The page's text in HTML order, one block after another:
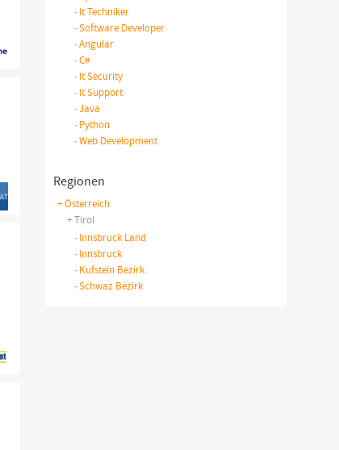
-It Techniker
-Software Developer
-Angular
-C#
-It Security
-It Support
-Java
-Python
-Web Development
Regionen
+ Österreich
+ Tirol
-Innsbruck Land
-Innsbruck
-Kufstein Bezirk
-Schwaz Bezirk